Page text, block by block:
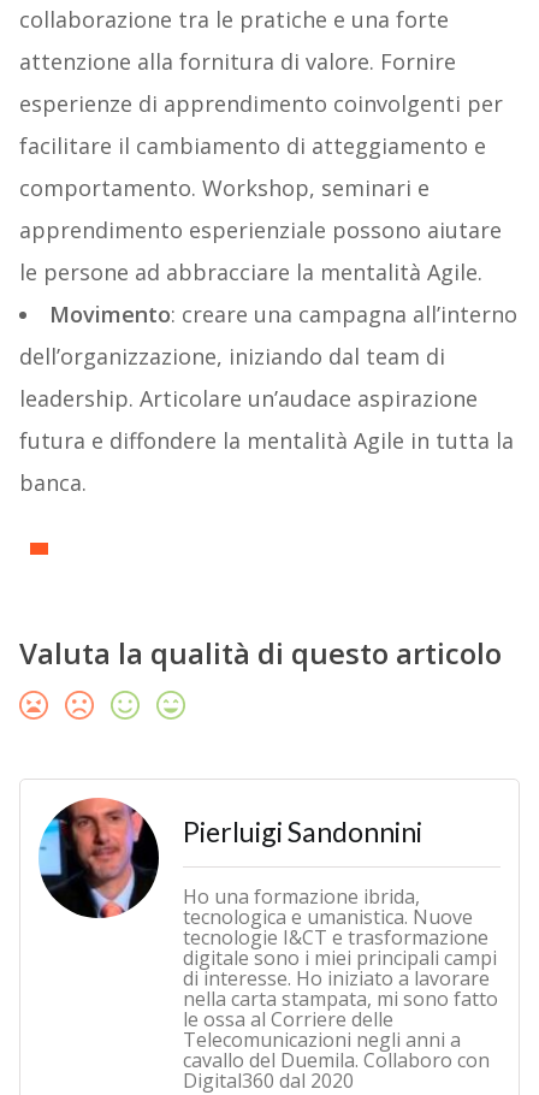
collaborazione tra le pratiche e una forte
attenzione alla fornitura di valore. Fornire
esperienze di apprendimento coinvolgenti per
facilitare il cambiamento di atteggiamento e
comportamento. Workshop, seminari e
apprendimento esperienziale possono aiutare
le persone ad abbracciare la mentalità Agile.
Movimento: creare una campagna all’interno
dell’organizzazione, iniziando dal team di
leadership. Articolare un’audace aspirazione
futura e diffondere la mentalità Agile in tutta la
banca.
Valuta la qualità di questo articolo
Pierluigi Sandonnini
Ho una formazione ibrida,
tecnologica e umanistica. Nuove
tecnologie I&CT e trasformazione
digitale sono i miei principali campi
di interesse. Ho iniziato a lavorare
nella carta stampata, mi sono fatto
le ossa al Corriere delle
Telecomunicazioni negli anni a
cavallo del Duemila. Collaboro con
Digital360 dal 2020